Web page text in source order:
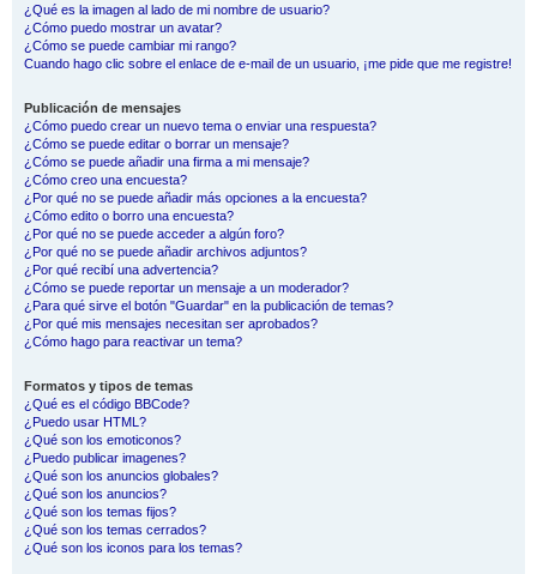
¿Qué es la imagen al lado de mi nombre de usuario?
¿Cómo puedo mostrar un avatar?
¿Cómo se puede cambiar mi rango?
Cuando hago clic sobre el enlace de e-mail de un usuario, ¡me pide que me registre!
Publicación de mensajes
¿Cómo puedo crear un nuevo tema o enviar una respuesta?
¿Cómo se puede editar o borrar un mensaje?
¿Cómo se puede añadir una firma a mi mensaje?
¿Cómo creo una encuesta?
¿Por qué no se puede añadir más opciones a la encuesta?
¿Cómo edito o borro una encuesta?
¿Por qué no se puede acceder a algún foro?
¿Por qué no se puede añadir archivos adjuntos?
¿Por qué recibí una advertencia?
¿Cómo se puede reportar un mensaje a un moderador?
¿Para qué sirve el botón "Guardar" en la publicación de temas?
¿Por qué mis mensajes necesitan ser aprobados?
¿Cómo hago para reactivar un tema?
Formatos y tipos de temas
¿Qué es el código BBCode?
¿Puedo usar HTML?
¿Qué son los emoticonos?
¿Puedo publicar imagenes?
¿Qué son los anuncios globales?
¿Qué son los anuncios?
¿Qué son los temas fijos?
¿Qué son los temas cerrados?
¿Qué son los iconos para los temas?